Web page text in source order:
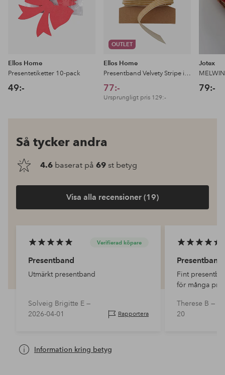
Ellos Home
Presentetiketter 10-pack
49:-
OUTLET
Ellos Home
Presentband Velvety Stripe i sammet, 10 m
77:-
Ursprungligt pris 129:-
Jotex
79:-
Så tycker andra
4.6 baserat på 69 st betyg
Visa alla recensioner (19)
Verifierad köpare
Presentband
Utmärkt presentband
Solveig Brigitte E —
2026-04-01
Rapportera
Presentband
Fint
för många
Therese B —
20
Information kring betyg